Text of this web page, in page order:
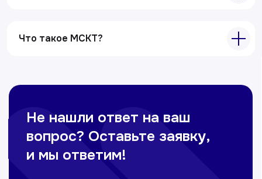
Что такое МСКТ?
Сайт сделан вfuture-group.uz
Политика обработки персональных данных
© Copyright — 2025, TTD